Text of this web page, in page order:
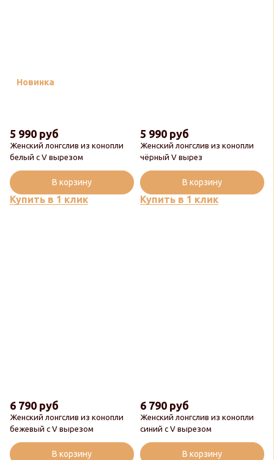
Новинка
Женский лонгслив из конопли
белый с V вырезом
5 990 руб
Купить в 1 клик
В корзину
Женский лонгслив из конопли
чёрный V вырез
5 990 руб
Купить в 1 клик
В корзину
Женский лонгслив из конопли
бежевый с V вырезом
6 790 руб
В корзину
Женский лонгслив из конопли
синий с V вырезом
6 790 руб
В корзину